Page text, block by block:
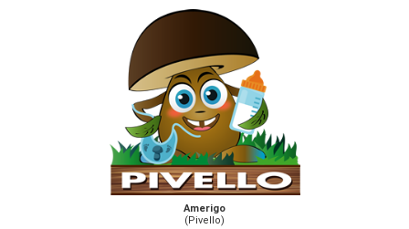
Amerigo
(Pivello)